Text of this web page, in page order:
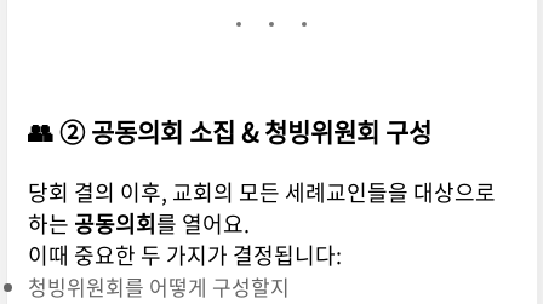
👥 ② 공동의회 소집 & 청빙위원회 구성
당회 결의 이후, 교회의 모든 세례교인들을 대상으로
하는 공동의회를 열어요.
이때 중요한 두 가지가 결정됩니다:
청빙위원회를 어떻게 구성할지